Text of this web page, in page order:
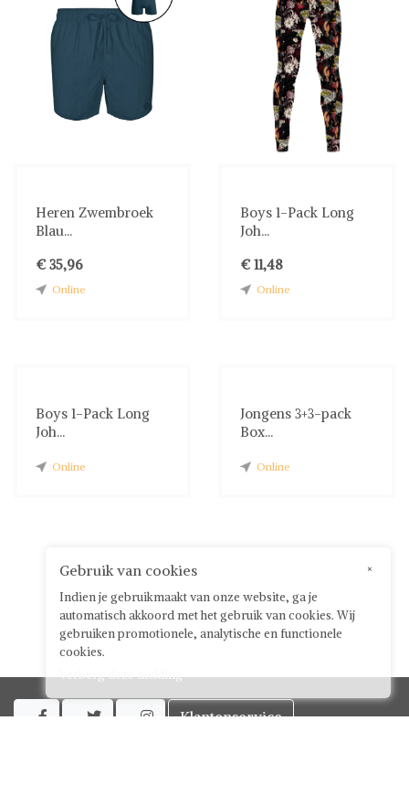
Heren Zwembroek
Blau...
€ 35,96
Online
Boys 1-Pack Long
Joh...
€ 11,48
Online
Boys 1-Pack Long
Joh...
Online
Jongens 3+3-pack
Box...
Online
   Klantenservice
×
Gebruik van cookies
Indien je gebruikmaakt van onze website, ga je
automatisch akkoord met het gebruik van cookies. Wij
gebruiken promotionele, analytische en functionele
cookies.
Verberg deze melding